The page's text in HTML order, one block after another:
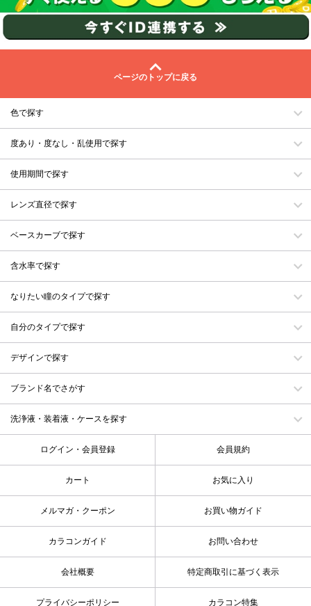
ページのトップに戻る
色で探す
度あり・度なし・乱使用で探す
使用期間で探す
レンズ直径で探す
ベースカーブで探す
含水率で探す
なりたい瞳のタイプで探す
自分のタイプで探す
デザインで探す
ブランド名でさがす
洗浄液・装着液・ケースを探す
ログイン・会員登録 会員規約
カート お気に入り
メルマガ・クーポン お買い物ガイド
カラコンガイド お問い合わせ
会社概要 特定商取引に基づく表示
プライバシーポリシー カラコン特集